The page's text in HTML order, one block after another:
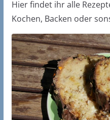
Hier findet ihr alle
Kochen, Backen oder